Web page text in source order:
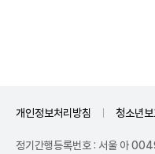
개인정보처리방침 청소년
정기간행등록번호 : 서울 아